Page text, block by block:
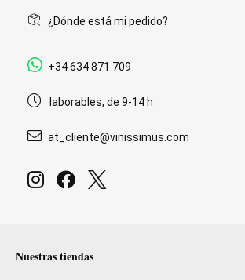
¿Dónde está mi pedido?
+34 634 871 709
laborables, de 9-14 h
at_cliente@vinissimus.com
Nuestras tiendas